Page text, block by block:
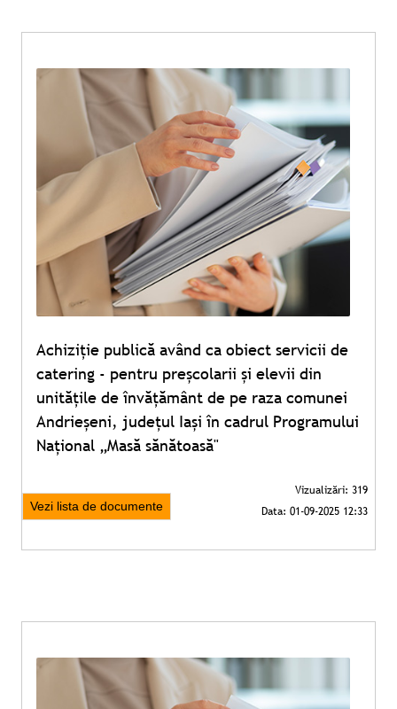
Achiziție publică având ca obiect servicii de
catering - pentru preșcolarii și elevii din
unitățile de învățământ de pe raza comunei
Andrieșeni, județul Iași în cadrul Programului
Național „Masă sănătoasă"
Vezi lista de documente